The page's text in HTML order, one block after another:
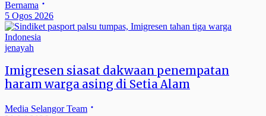
Bernama
5 Ogos 2026
jenayah
Imigresen siasat dakwaan penempatan
haram warga asing di Setia Alam
Media Selangor Team